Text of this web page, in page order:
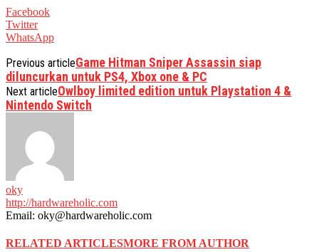
Facebook
Twitter
WhatsApp
Previous articleGame Hitman Sniper Assassin siap
diluncurkan untuk PS4, Xbox one & PC
Next articleOwlboy limited edition untuk Playstation 4 &
Nintendo Switch
oky
http://hardwareholic.com
Email: oky@hardwareholic.com
RELATED ARTICLESMORE FROM AUTHOR